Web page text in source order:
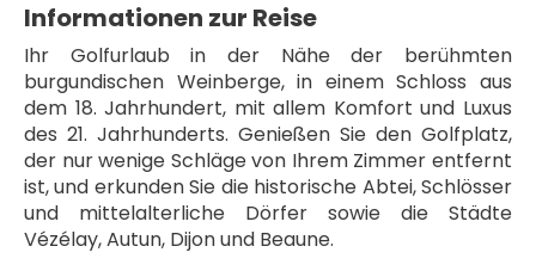
Informationen zur Reise
Ihr Golfurlaub in der Nähe der berühmten
burgundischen Weinberge, in einem Schloss aus
dem 18. Jahrhundert, mit allem Komfort und Luxus
des 21. Jahrhunderts. Genießen Sie den Golfplatz,
der nur wenige Schläge von Ihrem Zimmer entfernt
ist, und erkunden Sie die historische Abtei, Schlösser
und mittelalterliche Dörfer sowie die Städte
Vézélay, Autun, Dijon und Beaune.